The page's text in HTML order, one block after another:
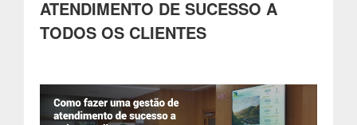
os
clientes
da
restauração”
ATENDIMENTO DE SUCESSO A
TODOS OS CLIENTES